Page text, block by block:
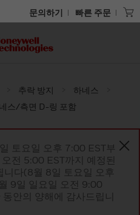
문의하기 빠른 주문
추락 방지
하네스
스/측면 D-링 포함
토요일 오후 7:00 EST부
전 5:00 EST까지 예정된
니다(8월 8일 토요일 오후
9일 일요일 오전 9:00
안의 양해에 감사드립니